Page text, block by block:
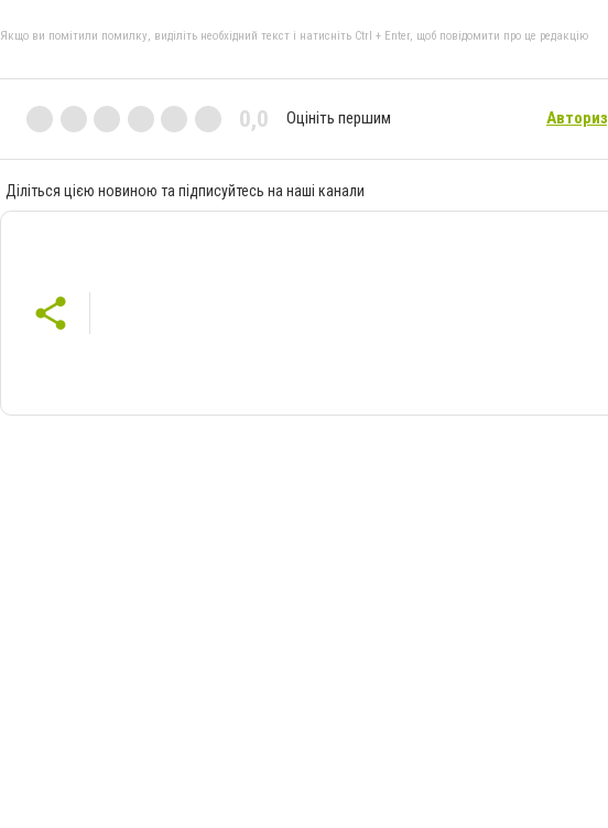
Якщо ви помітили помилку, виділіть необхідний текст і натисніть Ctrl + Enter, щоб повідомити про це редакцію
0,0 Оцініть першим
Діліться цією новиною та підписуйтесь на наші канали